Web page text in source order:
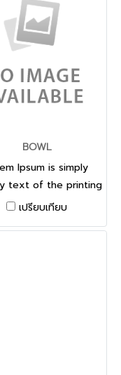
BOWL
Ipsum is simply
text of the printing
typesetting industry.
เปรียบเทียบ